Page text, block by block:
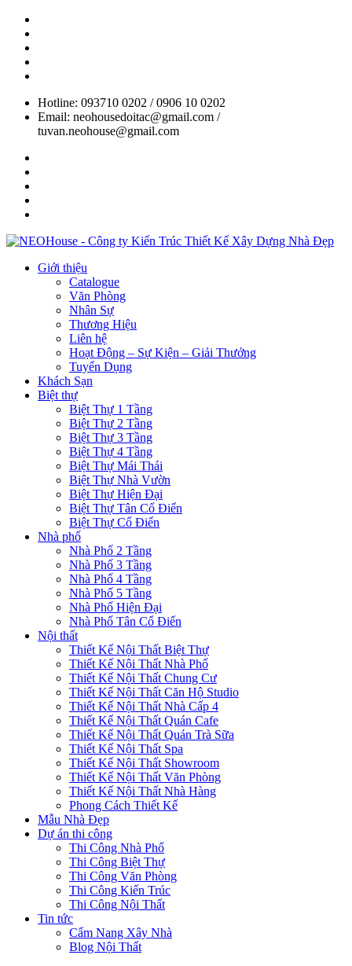
Hotline: 093710 0202 / 0906 10 0202
Email: neohousedoitac@gmail.com /
tuvan.neohouse@gmail.com
Giới thiệu
Catalogue
Văn Phòng
Nhân Sự
Thương Hiệu
Liên hệ
Hoạt Động – Sự Kiện – Giải Thưởng
Tuyển Dụng
Khách Sạn
Biệt thự
Biệt Thự 1 Tầng
Biệt Thự 2 Tầng
Biệt Thự 3 Tầng
Biệt Thự 4 Tầng
Biệt Thự Mái Thái
Biệt Thự Nhà Vườn
Biệt Thự Hiện Đại
Biệt Thự Tân Cổ Điển
Biệt Thự Cổ Điển
Nhà phố
Nhà Phố 2 Tầng
Nhà Phố 3 Tầng
Nhà Phố 4 Tầng
Nhà Phố 5 Tầng
Nhà Phố Hiện Đại
Nhà Phố Tân Cổ Điển
Nội thất
Thiết Kế Nội Thất Biệt Thự
Thiết Kế Nội Thất Nhà Phố
Thiết Kế Nội Thất Chung Cư
Thiết Kế Nội Thất Căn Hộ Studio
Thiết Kế Nội Thất Nhà Cấp 4
Thiết Kế Nội Thất Quán Cafe
Thiết Kế Nội Thất Quán Trà Sữa
Thiết Kế Nội Thất Spa
Thiết Kế Nội Thất Showroom
Thiết Kế Nội Thất Văn Phòng
Thiết Kế Nội Thất Nhà Hàng
Phong Cách Thiết Kế
Mẫu Nhà Đẹp
Dự án thi công
Thi Công Nhà Phố
Thi Công Biệt Thự
Thi Công Văn Phòng
Thi Công Kiến Trúc
Thi Công Nội Thất
Tin tức
Cẩm Nang Xây Nhà
Blog Nội Thất